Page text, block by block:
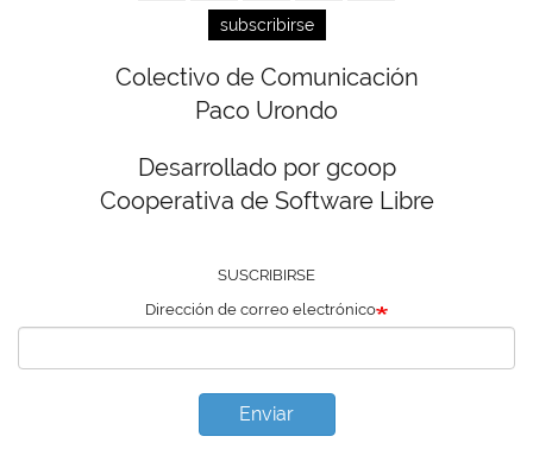
subscribirse
Colectivo de Comunicación
Paco Urondo
Desarrollado por gcoop
Cooperativa de Software Libre
SUSCRIBIRSE
Dirección de correo electrónico
Enviar